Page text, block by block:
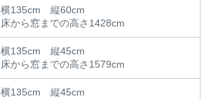
横135cm 縦60cm
床から窓までの高さ1428cm
横135cm 縦45cm
床から窓までの高さ1579cm
横135cm 縦45cm